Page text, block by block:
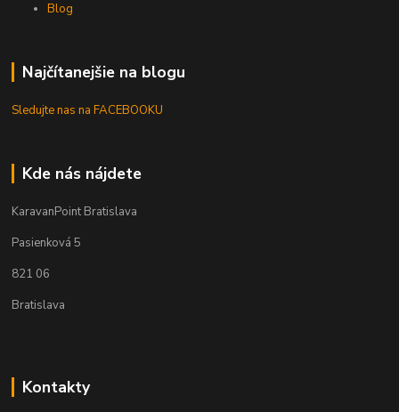
Blog
Najčítanejšie na blogu
Sledujte nas na FACEBOOKU
Kde nás nájdete
KaravanPoint Bratislava
Pasienková 5
821 06
Bratislava
Kontakty